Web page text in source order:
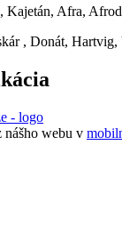
, Kajetán, Afra,
, Donát,
nášho webu v